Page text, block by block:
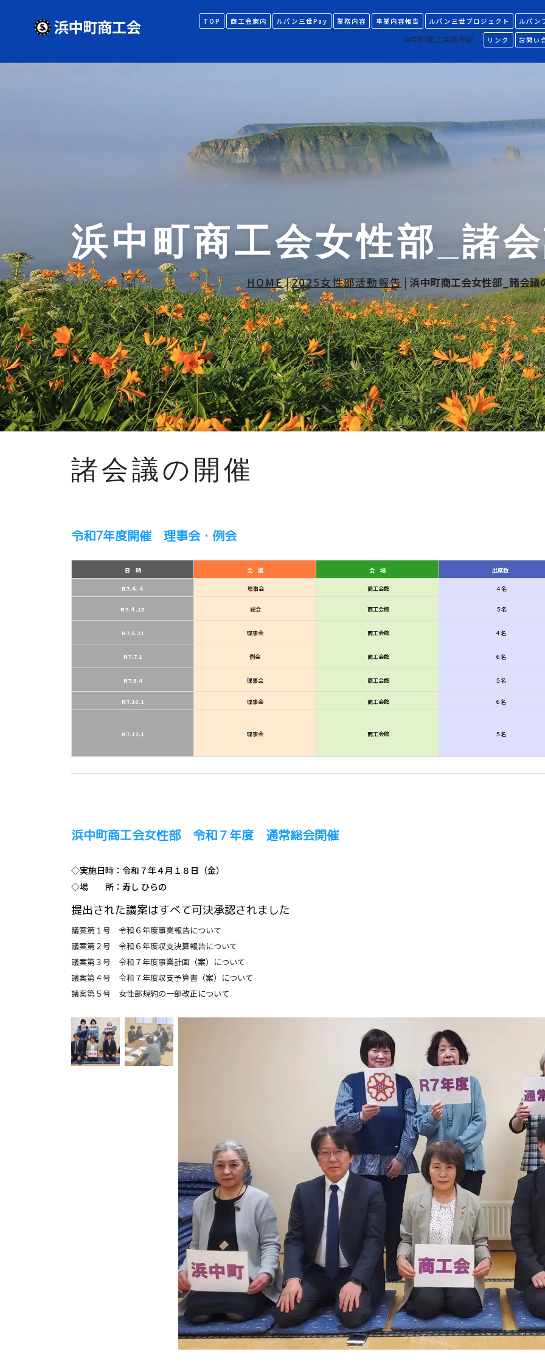
TOP 商工会案内 ルパン三世Pay 業務内容 事業内容報告 ルパン三世プロジェクト ルパン
浜中町商工会青年部 リンク お問い
浜中町商工会女性部_諸
HOME|2025女性部活動報告 | 浜中町商工会女性部_諸会議
諸会議の開催
令和7年度開催 理事会・例会
日 時 会 議 会 場 出席数
R7.４.４ 理事会 商工会館 ４名
R7.４.18 総会 商工会館 ５名
R7.5.21 理事会 商工会館 ４名
R7.7.1 例会 商工会館 ６名
R7.9.4 理事会 商工会館 ５名
R7.10.1 理事会 商工会館 ６名
R7.12.1 理事会 商工会館 ５名
浜中町商工会女性部 令和７年度 通常総会開催
◇実施日時：令和７年４月１８日（金）
◇場 所：寿し ひらの
提出された議案はすべて可決承認されました
議案第１号 令和６年度事業報告について
議案第２号 令和６年度収支決算報告について
議案第３号 令和７年度事業計画（案）について
議案第４号 令和７年度収支予算書（案）について
議案第５号 女性部規約の一部改正について